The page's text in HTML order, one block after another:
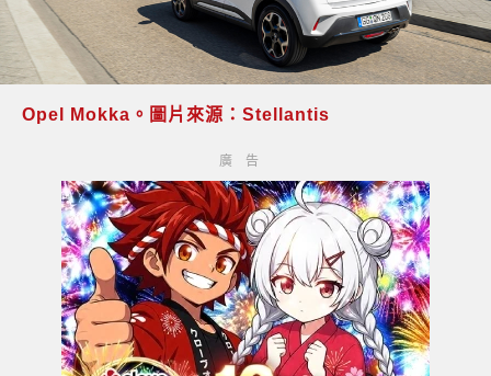
Opel Mokka。圖片來源：Stellantis